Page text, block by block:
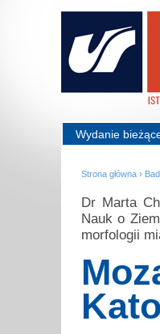
Wydanie
Strona główna ›
Dr Marta
Nauk o
morfologii